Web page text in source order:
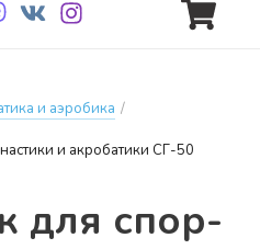
и аэробика /
и акробатики СГ-50
для спор­